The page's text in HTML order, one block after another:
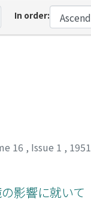
In order:
16 , Issue 1 , 1951
影響に就いて